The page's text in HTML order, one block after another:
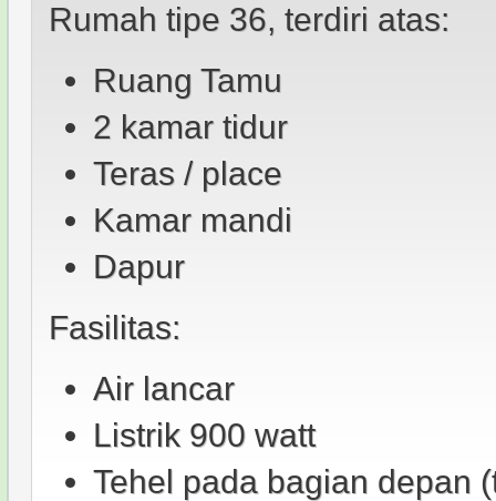
Rumah tipe 36, terdiri atas:
Ruang Tamu
2 kamar tidur
Teras / place
Kamar mandi
Dapur
Fasilitas:
Air lancar
Listrik 900 watt
Tehel pada bagian depan